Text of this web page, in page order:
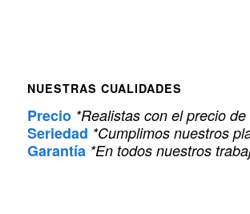
NUESTRAS CUALIDADES
Precio *Realistas con el precio
Seriedad *Cumplimos nuestros
Garantía *En todos nuestros